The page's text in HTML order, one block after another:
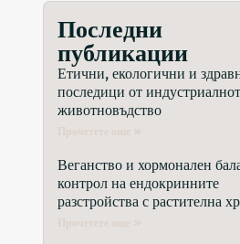
Последни
публикации
Етични, екологични и
последици от
животновъдство
Веганство и хормонален
контрол на ендокринните
разстройства с растителна